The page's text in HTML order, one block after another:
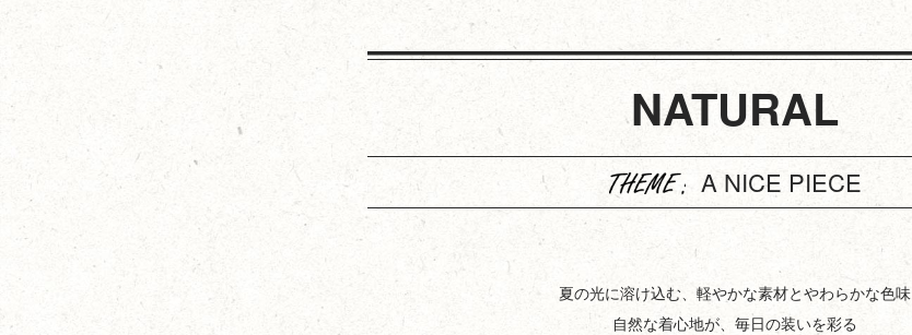
NATURAL
A NICE PIECE
夏の光に溶け込む、軽やかな素材とやわらかな色味
自然な着心地が、毎日の装いを彩る